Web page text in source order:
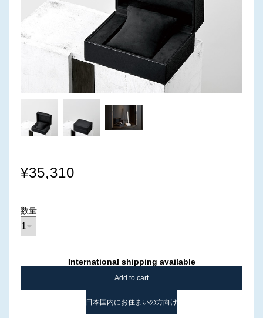
¥35,310
数量
International shipping available
Add to cart
日本国内にお住まいの方向け